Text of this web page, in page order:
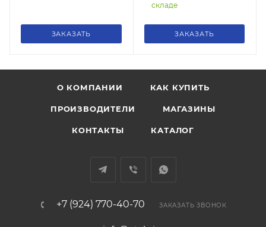
ЗАКАЗАТЬ
складе
ЗАКАЗАТЬ
О КОМПАНИИ КАК КУПИТЬ
ПРОИЗВОДИТЕЛИ МАГАЗИНЫ
КОНТАКТЫ КАТАЛОГ
+7 (924) 770-40-70 ЗАКАЗАТЬ ЗВОНОК